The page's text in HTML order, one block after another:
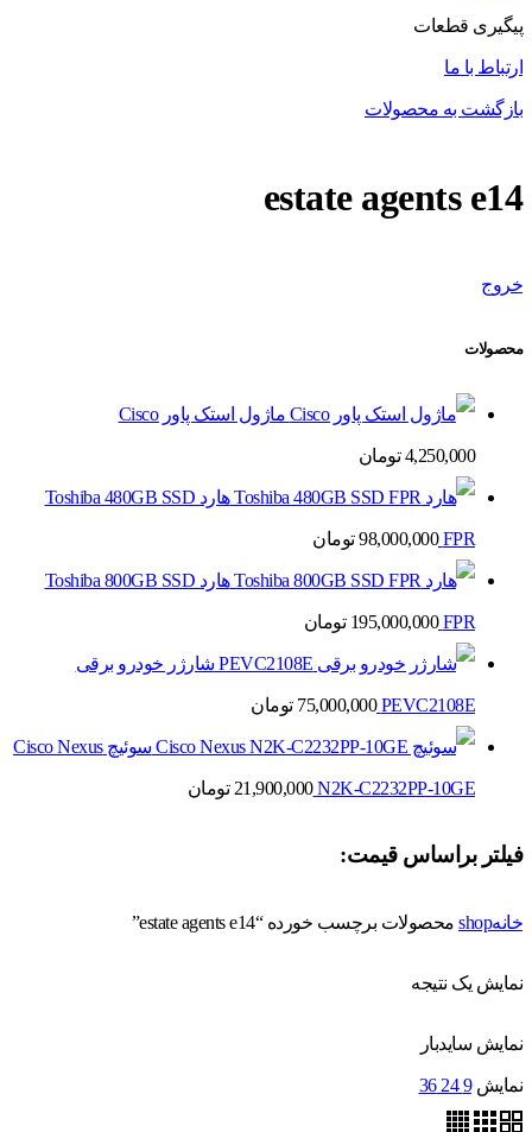
پیگیری قطعات
ارتباط با ما
بازگشت به محصولات
estate agents e14
خروج
محصولات
ماژول استک پاور Cisco
4,250,000 تومان
هارد Toshiba 480GB SSD
FPR
98,000,000 تومان
هارد Toshiba 800GB SSD
FPR
195,000,000 تومان
شارژر خودرو برقی
PEVC2108E
75,000,000 تومان
سوئیچ Cisco Nexus
N2K-C2232PP-10GE
21,900,000 تومان
فیلتر براساس قیمت:
خانهshop محصولات برچسب خورده “estate agents e14”
نمایش یک نتیجه
نمایش سایدبار
نمایش 9
24
36